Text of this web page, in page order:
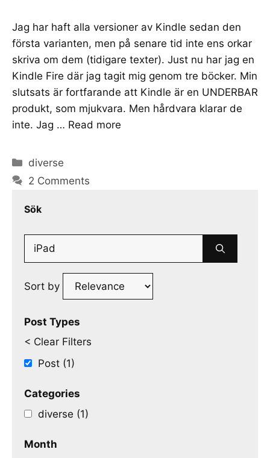
Jag har haft alla versioner av Kindle sedan den
första varianten, men på senare tid inte ens orkar
skriva om dem (tidigare texter). Just nu har jag en
Kindle Fire där jag tagit mig genom tre böcker. Min
slutsats är fortfarande att Kindle är en UNDERBAR
produkt, som mjukvara. Men hårdvara klarar de
inte. Jag … Read more
Categories
diverse
2 Comments
Sök
Search
Sort by
Post Types
< Clear Filters
Post (1)
Categories
diverse (1)
Month